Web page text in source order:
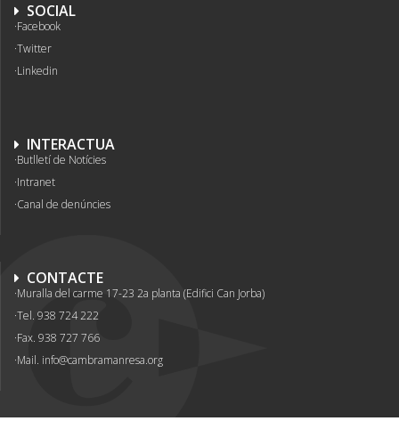
SOCIAL
Facebook
Twitter
Linkedin
INTERACTUA
Butlletí de Notícies
Intranet
Canal de denúncies
CONTACTE
Muralla del carme 17-23 2a planta (Edifici Can Jorba)
Tel. 938 724 222
Fax. 938 727 766
Mail. info@cambramanresa.org